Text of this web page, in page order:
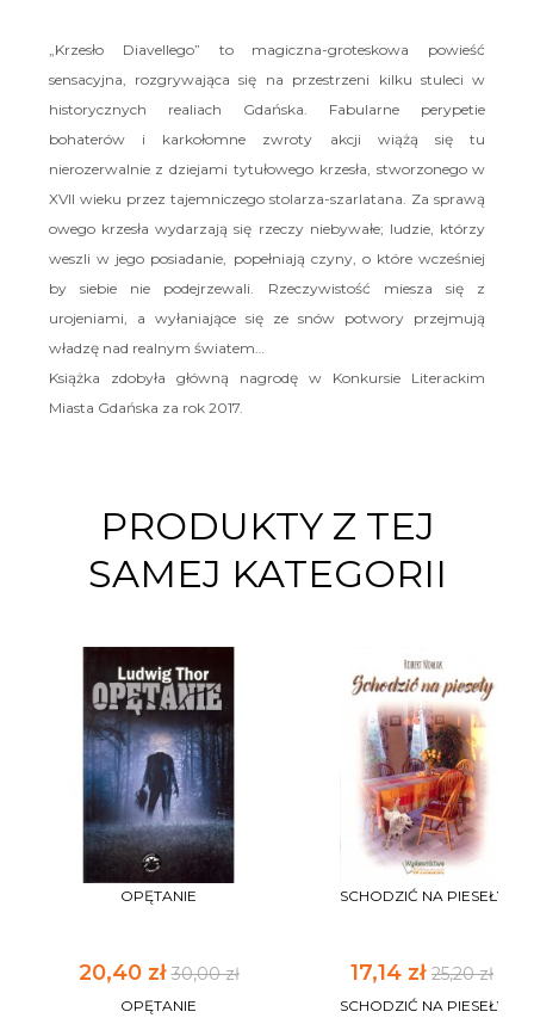
„Krzesło Diavellego” to magiczna-groteskowa powieść
sensacyjna, rozgrywająca się na przestrzeni kilku stuleci w
historycznych realiach Gdańska. Fabularne perypetie
bohaterów i karkołomne zwroty akcji wiążą się tu
nierozerwalnie z dziejami tytułowego krzesła, stworzonego w
XVII wieku przez tajemniczego stolarza-szarlatana. Za sprawą
owego krzesła wydarzają się rzeczy niebywałe; ludzie, którzy
weszli w jego posiadanie, popełniają czyny, o które wcześniej
by siebie nie podejrzewali. Rzeczywistość miesza się z
urojeniami, a wyłaniające się ze snów potwory przejmują
władzę nad realnym światem…
Książka zdobyła główną nagrodę w Konkursie Literackim
Miasta Gdańska za rok 2017.
PRODUKTY Z TEJ
SAMEJ KATEGORII
OPĘTANIE
20,40 zł30,00 zł
OPĘTANIE
SCHODZIĆ NA PIESEŁY
17,14 zł 25,20 zł
SCHODZIĆ NA PIESEŁY